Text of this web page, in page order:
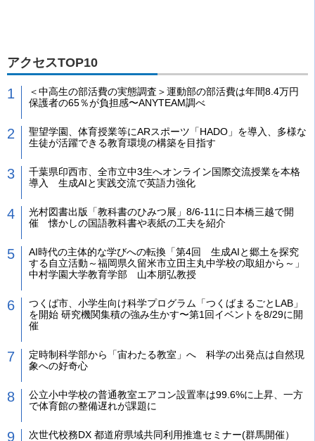
アクセスTOP10
＜中高生の部活費の実態調査＞運動部の部活費は年間8.4万円
保護者の65％が負担感〜ANYTEAM調べ
聖望学園、体育授業等にARスポーツ「HADO」を導入、多様な
生徒が活躍できる教育環境の構築を目指す
千葉県印西市、全市立中3生へオンライン国際交流授業を本格
導入 生成AIと実践交流で英語力強化
光村図書出版「教科書のひみつ展」8/6-11に日本橋三越で開
催 懐かしの国語教科書や表紙の工夫を紹介
AI時代の主体的な学びへの転換「第4回 生成AIと郷土を探究
する自立活動～福岡県久留米市立田主丸中学校の取組から～」
中村学園大学教育学部 山本朋弘教授
つくば市、小学生向け科学プログラム「つくばまるごとLAB」
を開始 研究機関集積の強み生かす〜第1回イベントを8/29に開
催
定時制科学部から「宙わたる教室」へ 科学の出発点は自然現
象への好奇心
公立小中学校の普通教室エアコン設置率は99.6%に上昇、一方
で体育館の整備遅れが課題に
次世代校務DX 都道府県域共同利用推進セミナー(群馬開催）